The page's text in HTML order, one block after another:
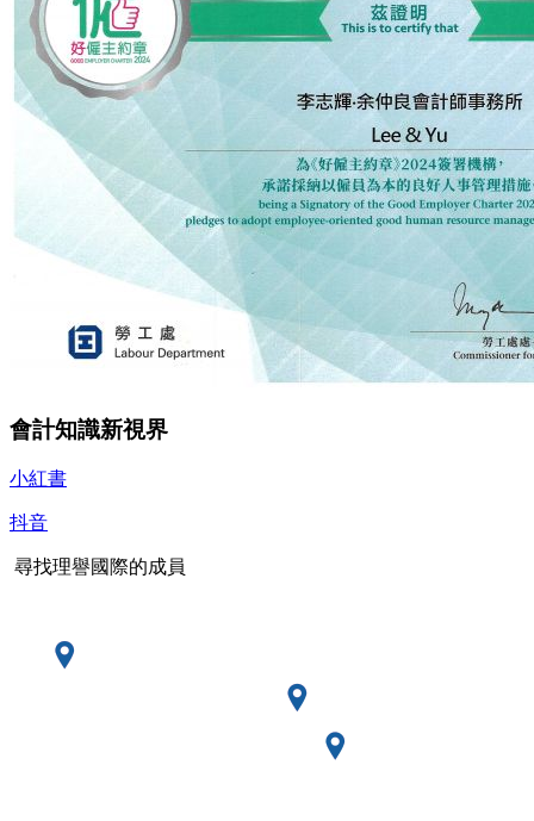
會計知識新視界
小紅書
抖音
尋找理譽國際的成員